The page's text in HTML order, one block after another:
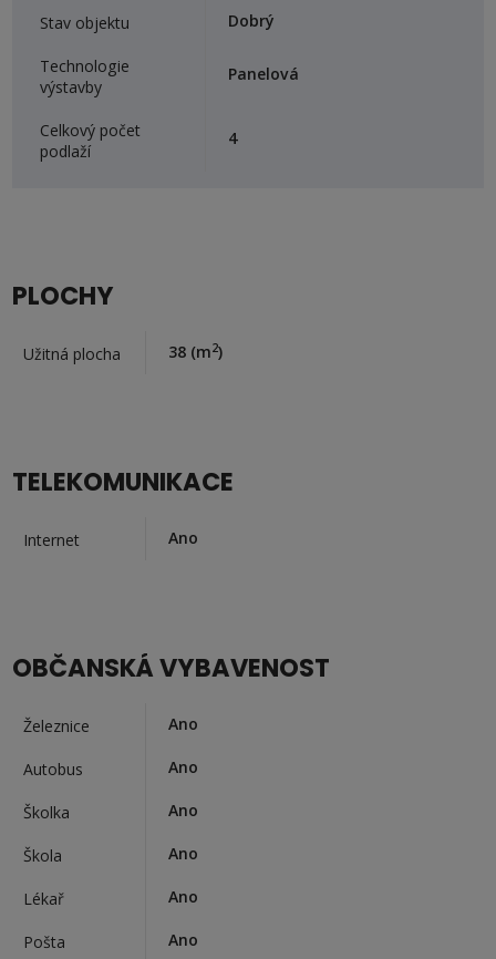
Stav objektu Dobrý
Technologie
výstavby
Panelová
Celkový počet
podlaží
4
PLOCHY
Užitná plocha 38 (m2)
TELEKOMUNIKACE
Internet Ano
OBČANSKÁ VYBAVENOST
Železnice Ano
Autobus Ano
Školka Ano
Škola Ano
Lékař Ano
Pošta Ano